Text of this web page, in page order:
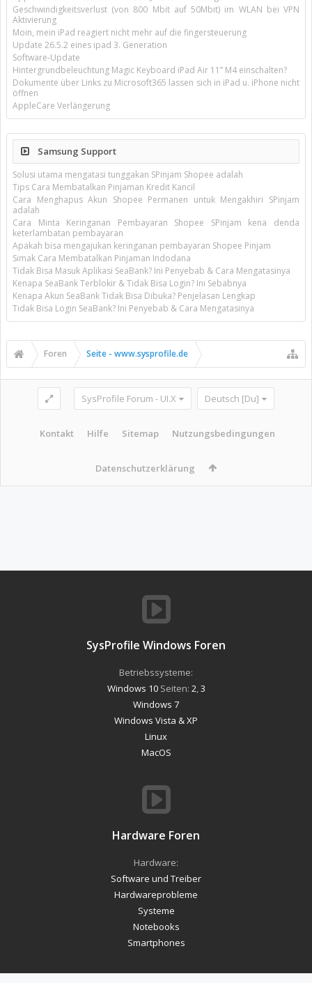
Geschwindigkeitsverlust (von 800 Mbit auf 50Mbit) im WLAN bei VPN
Aktivierung
Moin, mein iPad reagiert nicht mehr auf die fingersteuerung
Update 26.5.2 eines ipad 3. Generation
Software-Update
Hintergrundbeleuchtung Magic Keyboard iPad Air 11’’ M4 einschalten?
Dokumente über Links zu Microsoft365 lassen sich in iPad u. iPhone nicht
öffnen
AppleCare Verlängerung
Samsung Support
Solusi utama mengatasi tunggakan SPinjam Shopee adalah
Tips Cara Membatalkan Pinjaman Kredit Kancil
Cara Menghapus Akun Shopee Permanen untuk Mengakhiri SPinjam
adalah
Cara Minta Keringanan Pembayaran Shopee SPinjam kena denda
keterlambatan pembayaran
Apakah bisa mengajukan keringanan pembayaran Shopee Pinjam
Simak Cara Membatalkan Pinjaman Indodana
Tidak Bisa Masuk Aplikasi SeaBank? Ini Penyebab & Cara Mengatasinya
Kenapa SeaBank Terblokir & Tidak Bisa Login? Ini Sebabnya
Kenapa Akun SeaBank Tidak Bisa Dibuka? Penjelasan Lengkap
Tidak Bisa Login SeaBank? Ini Penyebab & Cara Mengatasinya
Foren Seite - www.sysprofile.de
SysProfile Forum - UI.X Deutsch [Du]
Kontakt Hilfe Sitemap Nutzungsbedingungen
Datenschutzerklärung
SysProfile Windows Foren
Betriebssysteme:
Windows 10Seiten: 2 3
Windows 7
Windows Vista & XP
Linux
MacOS
Hardware Foren
Hardware:
Software und Treiber
Hardwareprobleme
Systeme
Notebooks
Smartphones